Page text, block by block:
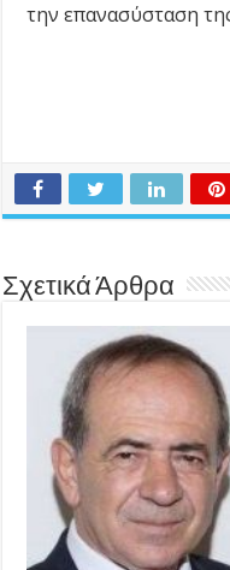
την επανασύσταση
Σχετικά Άρθρα